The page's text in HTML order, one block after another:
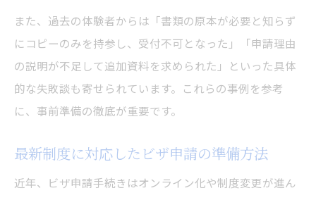
また、過去の体験者からは「書類の原本が必要と知らず
にコピーのみを持参し、受付不可となった」「申請理由
の説明が不足して追加資料を求められた」といった具体
的な失敗談も寄せられています。これらの事例を参考
に、事前準備の徹底が重要です。
最新制度に対応したビザ申請の準備方法
近年、ビザ申請手続きはオンライン化や制度変更が進ん